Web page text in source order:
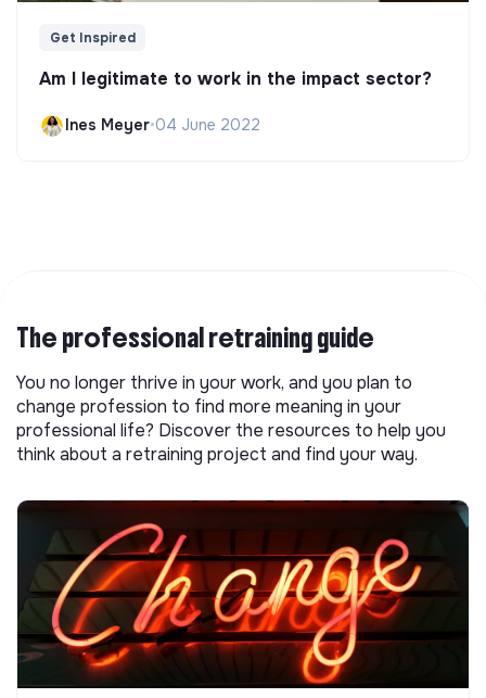
Get Inspired
Am I legitimate to work in the impact sector?
Ines Meyer•04 June 2022
The professional retraining guide
You no longer thrive in your work, and you plan to
change profession to find more meaning in your
professional life? Discover the resources to help you
think about a retraining project and find your way.